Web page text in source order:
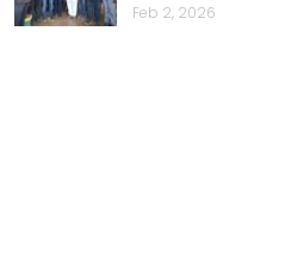
Feb 2, 2026